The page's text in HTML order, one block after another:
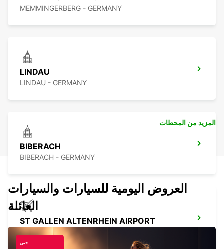
MEMMINGERBERG - GERMANY
LINDAU
LINDAU - GERMANY
BIBERACH
BIBERACH - GERMANY
ST GALLEN ALTENRHEIN AIRPORT
ALTENRHEIN - SWITZERLAND
المزيد من المحطات
العروض اليومية للسيارات والسيارات
العائلة
حتى